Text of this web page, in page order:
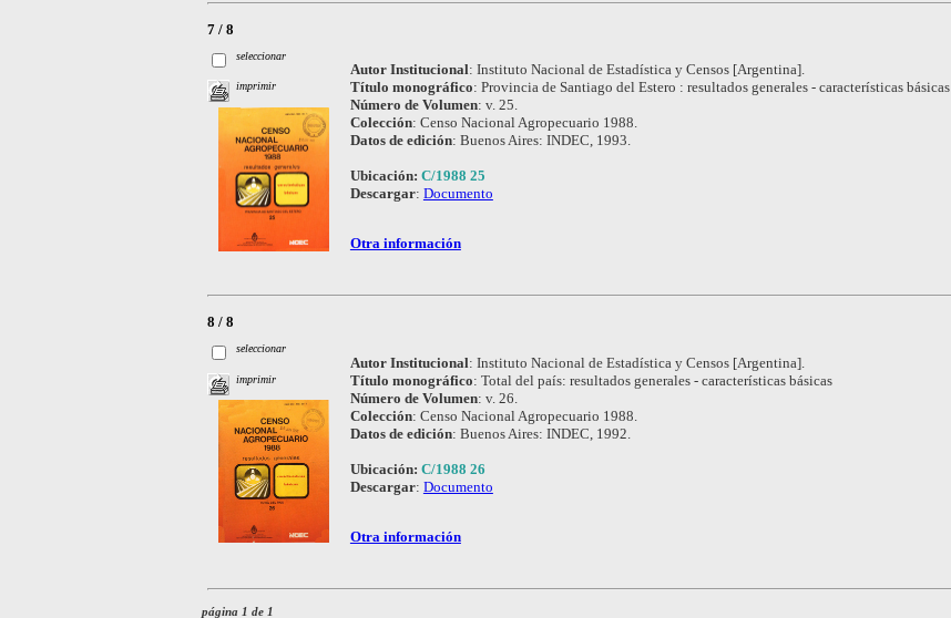
7 / 8
seleccionar
imprimir
Autor Institucional: Instituto Nacional de Estadística y Censos [Argentina].
Título monográfico: Provincia de Santiago del Estero : resultados generales - características básicas
Número de Volumen: v. 25.
Colección: Censo Nacional Agropecuario 1988.
Datos de edición: Buenos Aires: INDEC, 1993.
Ubicación: C/1988 25
Descargar: Documento
Otra información
8 / 8
seleccionar
imprimir
Autor Institucional: Instituto Nacional de Estadística y Censos [Argentina].
Título monográfico: Total del país: resultados generales - características básicas
Número de Volumen: v. 26.
Colección: Censo Nacional Agropecuario 1988.
Datos de edición: Buenos Aires: INDEC, 1992.
Ubicación: C/1988 26
Descargar: Documento
Otra información
página 1 de 1